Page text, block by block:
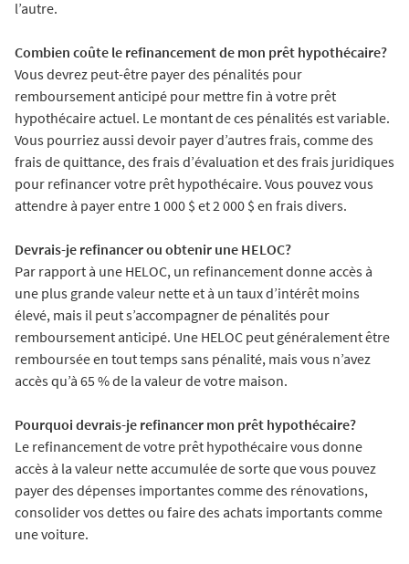
l’autre.
Combien coûte le refinancement de mon prêt hypothécaire?
Vous devrez peut-être payer des pénalités pour
remboursement anticipé pour mettre fin à votre prêt
hypothécaire actuel. Le montant de ces pénalités est variable.
Vous pourriez aussi devoir payer d’autres frais, comme des
frais de quittance, des frais d’évaluation et des frais juridiques
pour refinancer votre prêt hypothécaire. Vous pouvez vous
attendre à payer entre 1 000 $ et 2 000 $ en frais divers.
Devrais-je refinancer ou obtenir une HELOC?
Par rapport à une HELOC, un refinancement donne accès à
une plus grande valeur nette et à un taux d’intérêt moins
élevé, mais il peut s’accompagner de pénalités pour
remboursement anticipé. Une HELOC peut généralement être
remboursée en tout temps sans pénalité, mais vous n’avez
accès qu’à 65 % de la valeur de votre maison.
Pourquoi devrais-je refinancer mon prêt hypothécaire?
Le refinancement de votre prêt hypothécaire vous donne
accès à la valeur nette accumulée de sorte que vous pouvez
payer des dépenses importantes comme des rénovations,
consolider vos dettes ou faire des achats importants comme
une voiture.